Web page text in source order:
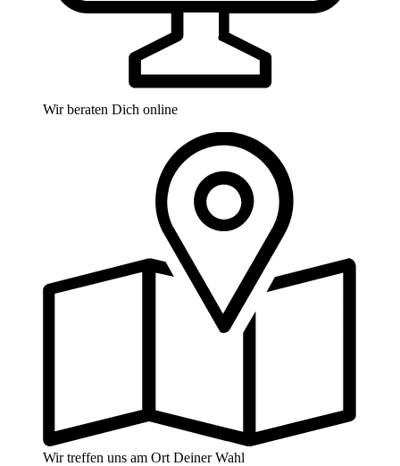
Wir beraten Dich online
Wir treffen uns am Ort Deiner Wahl